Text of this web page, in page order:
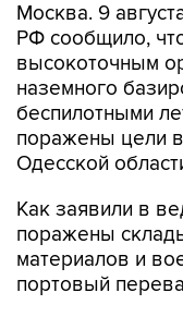
Москва. 9
РФ сообщило,
высокоточным
наземного
беспилотными
поражены цели в
Одесской
Как заявили в
поражены
материалов и
портовый